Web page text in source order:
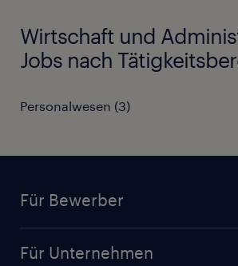
Wirtschaft und
Jobs nach
Personalwesen (3)
Für Bewerber
Für Unternehmen